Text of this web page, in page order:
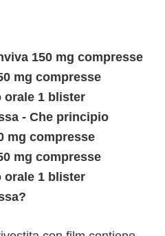
150 mg compresse
mg compresse
orale 1 blister
- Che principio
mg compresse
mg compresse
orale 1 blister